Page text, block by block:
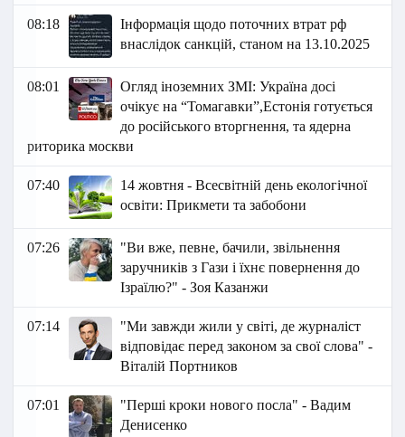
08:18
Інформація щодо поточних втрат рф
внаслідок санкцій, станом на 13.10.2025
08:01
Огляд іноземних ЗМІ: Україна досі
очікує на “Томагавки”,Естонія готується
до російського вторгнення, та ядерна
риторика москви
07:40
14 жовтня - Всесвітній день екологічної
освіти: Прикмети та забобони
07:26
"Ви вже, певне, бачили, звільнення
заручників з Гази і їхнє повернення до
Ізраїлю?" - Зоя Казанжи
07:14
"Ми завжди жили у світі, де журналіст
відповідає перед законом за свої слова" -
Віталій Портников
07:01
"Перші кроки нового посла" - Вадим
Денисенко